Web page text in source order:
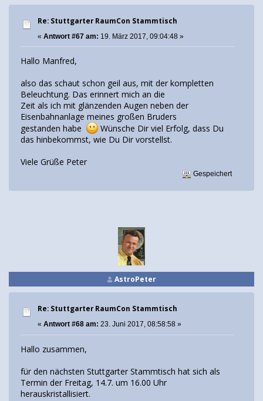
Re: Stuttgarter RaumCon Stammtisch
« Antwort #67 am: 19. März 2017, 09:04:48 »
Hallo Manfred,
also das schaut schon geil aus, mit der kompletten
Beleuchtung. Das erinnert mich an die
Zeit als ich mit glänzenden Augen neben der
Eisenbahnanlage meines großen Bruders
gestanden habe
Wünsche Dir viel Erfolg, dass Du
das hinbekommst, wie Du Dir vorstellst.
Viele Grüße Peter
Gespeichert
AstroPeter
Re: Stuttgarter RaumCon Stammtisch
« Antwort #68 am: 23. Juni 2017, 08:58:58 »
Hallo zusammen,
für den nächsten Stuttgarter Stammtisch hat sich als
Termin der Freitag, 14.7. um 16.00 Uhr
herauskristallisiert.